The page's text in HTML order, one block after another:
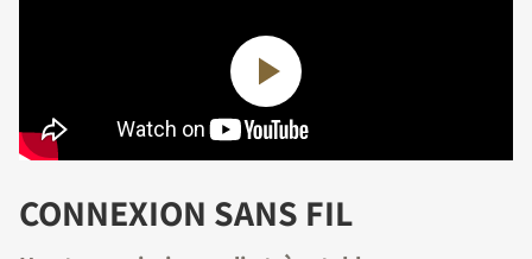
CONNEXION SANS FIL